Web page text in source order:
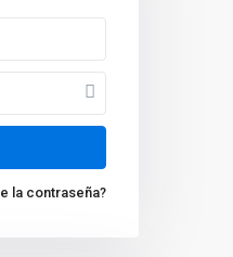
la contraseña?
Casa de Lujo
en Renta en
Nicarag...